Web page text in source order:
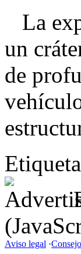
La
un
de
Aviso legal ·